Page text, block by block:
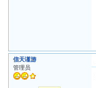
信天谨游
管理员